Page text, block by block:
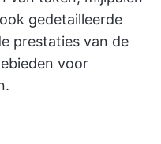
gedetailleerde
prestaties van de
voor